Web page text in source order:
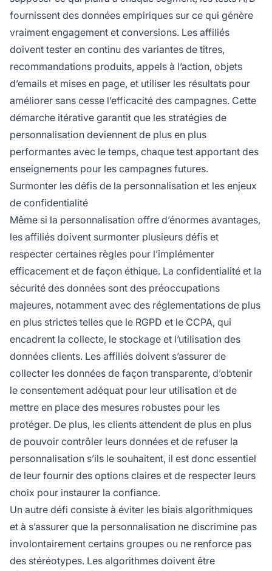
fournissent des données empiriques sur ce qui génère
vraiment engagement et conversions. Les affiliés
doivent tester en continu des variantes de titres,
recommandations produits, appels à l’action, objets
d’emails et mises en page, et utiliser les résultats pour
améliorer sans cesse l’efficacité des campagnes. Cette
démarche itérative garantit que les stratégies de
personnalisation deviennent de plus en plus
performantes avec le temps, chaque test apportant des
enseignements pour les campagnes futures.
Surmonter les défis de la personnalisation et les enjeux
de confidentialité
Même si la personnalisation offre d’énormes avantages,
les affiliés doivent surmonter plusieurs défis et
respecter certaines règles pour l’implémenter
efficacement et de façon éthique. La confidentialité et la
sécurité des données sont des préoccupations
majeures, notamment avec des réglementations de plus
en plus strictes telles que le RGPD et le CCPA, qui
encadrent la collecte, le stockage et l’utilisation des
données clients. Les affiliés doivent s’assurer de
collecter les données de façon transparente, d’obtenir
le consentement adéquat pour leur utilisation et de
mettre en place des mesures robustes pour les
protéger. De plus, les clients attendent de plus en plus
de pouvoir contrôler leurs données et de refuser la
personnalisation s’ils le souhaitent, il est donc essentiel
de leur fournir des options claires et de respecter leurs
choix pour instaurer la confiance.
Un autre défi consiste à éviter les biais algorithmiques
et à s’assurer que la personnalisation ne discrimine pas
involontairement certains groupes ou ne renforce pas
des stéréotypes. Les algorithmes doivent être